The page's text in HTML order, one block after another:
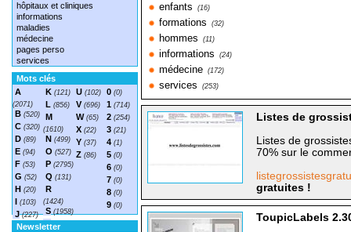
hôpitaux et cliniques
informations
maladies
médecine
pages perso
services
Mots clés
A
(2071)
B (520)
C (320)
D (89)
E (94)
F (53)
G (52)
H (20)
I (103)
J(227)
K (121)
L (856)
M
(1610)
N (499)
O (527)
P (2795)
Q (131)
R
(1424)
S (1958)
T(1548)
U (102)
V (696)
W (65)
X (22)
Y (37)
Z (86)
0 (0)
1 (714)
2 (254)
3 (21)
4 (1)
5 (0)
6 (0)
7 (0)
8 (0)
9 (0)
Newsletter
enfants (16)
formations (32)
hommes (11)
informations (24)
médecine (172)
services (253)
Listes de
Listes de
70% sur le
gratuites !
ToupicLabels